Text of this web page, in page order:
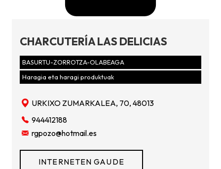
CHARCUTERÍA LAS DELICIAS
BASURTU-ZORROTZA-OLABEAGA
Haragia eta haragi produktuak
URKIXO ZUMARKALEA, 70, 48013
944412188
rgpozo@hotmail.es
INTERNETEN GAUDE